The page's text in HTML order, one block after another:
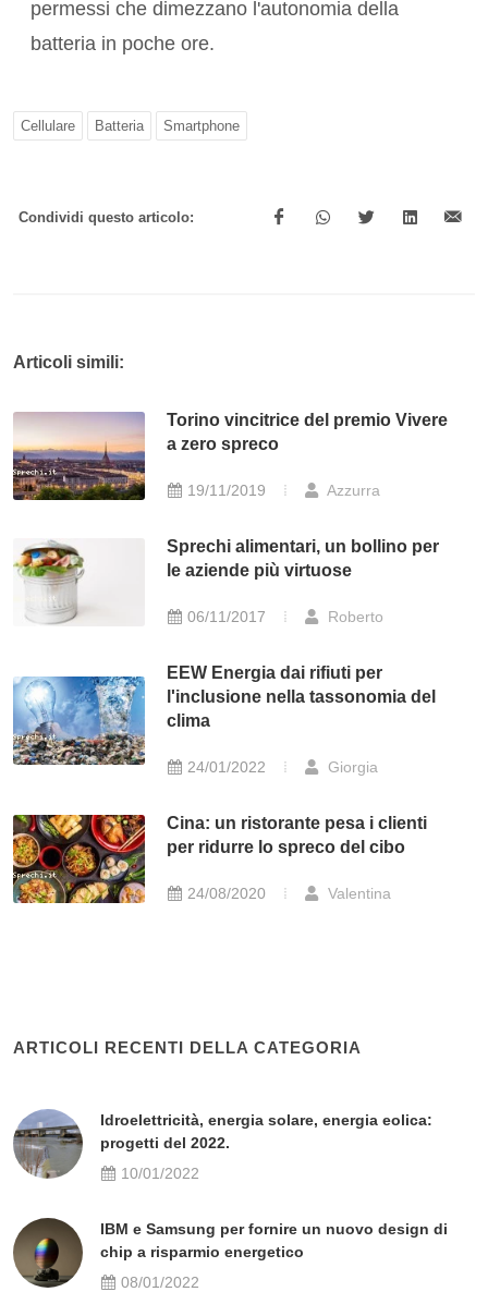
permessi che dimezzano l'autonomia della
batteria in poche ore.
Cellulare Batteria Smartphone
Condividi questo articolo:
Articoli simili:
Torino vincitrice del premio Vivere
a zero spreco
19/11/2019 Azzurra
Sprechi alimentari, un bollino per
le aziende più virtuose
06/11/2017 Roberto
EEW Energia dai rifiuti per
l'inclusione nella tassonomia del
clima
24/01/2022 Giorgia
Cina: un ristorante pesa i clienti
per ridurre lo spreco del cibo
24/08/2020 Valentina
ARTICOLI RECENTI DELLA CATEGORIA
Idroelettricità, energia solare, energia eolica:
progetti del 2022.
10/01/2022
IBM e Samsung per fornire un nuovo design di
chip a risparmio energetico
08/01/2022